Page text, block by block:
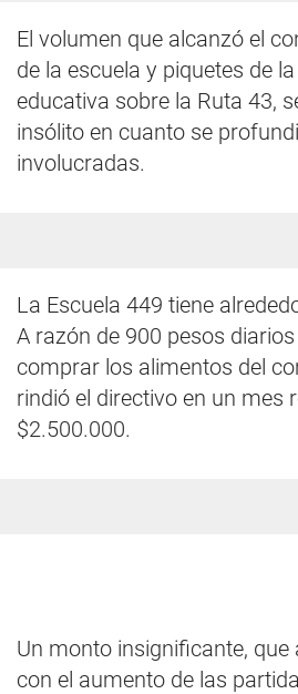
El volumen que alcanzó el
de la escuela y piquetes de
educativa sobre la Ruta 43,
insólito en cuanto se
involucradas.
La Escuela 449 tiene
A razón de 900 pesos
comprar los alimentos del
rindió el directivo en un mes
$2.500.000.
Un monto insignificante, que
con el aumento de las